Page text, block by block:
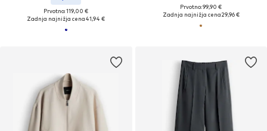
Prvotno: 119,00 €
Zadnja najnižja cena41,94 €
Prvotno: 99,90 €
Zadnja najnižja cena29,96 €